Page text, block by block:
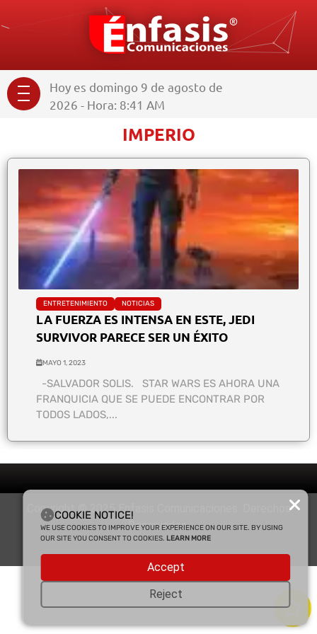
Hoy es domingo 9 de agosto de
2026 - Hora: 8:41 AM
IMPERIO
ENTRETENIMIENTO NOTICIAS
LA FUERZA ES INTENSA EN ESTE, JEDI
SURVIVOR PARECE SER UN ÉXITO
MAYO 1, 2023
-SALVADOR SOLIS. STAR WARS ES AHORA UNA
FRANQUICIA QUE SE PUEDE ENCONTRAR POR
TODOS LADOS,...
Copyright © 2025 Enfasis Comunicaciones. Derechos
Reservados.
COOKIE NOTICE!
WE USE COOKIES TO IMPROVE YOUR EXPERIENCE ON OUR SITE. BY USING
OUR SITE YOU CONSENT TO COOKIES. LEARN MORE
Accept
Reject